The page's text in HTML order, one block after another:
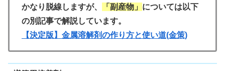
かなり脱線しますが、 「副産物」 については以下
の別記事で解説しています。
【決定版】金属溶解剤の作り方と使い道(金策)